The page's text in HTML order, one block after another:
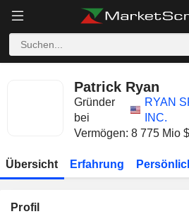
Patrick Ryan
Gründer
bei
RYAN
INC.
Vermögen: 8 775 Mio
Übersicht Erfahrung
Profil